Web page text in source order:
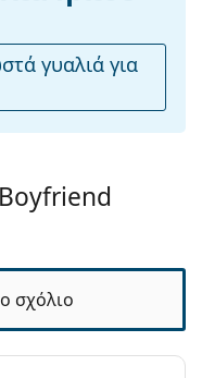
ηλίουγια να
δημοφιλείς μάρκες.
γυαλιά για
σχόλιο